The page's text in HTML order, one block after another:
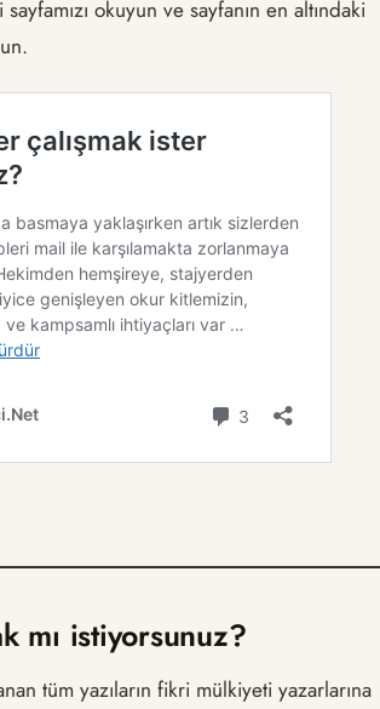
okuyun ve sayfanın en altındaki
mı istiyorsunuz?
tüm yazıların fikri mülkiyeti yazarlarına